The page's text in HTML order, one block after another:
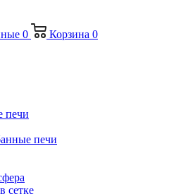
0 Корзина 0
печи
печи
сетке